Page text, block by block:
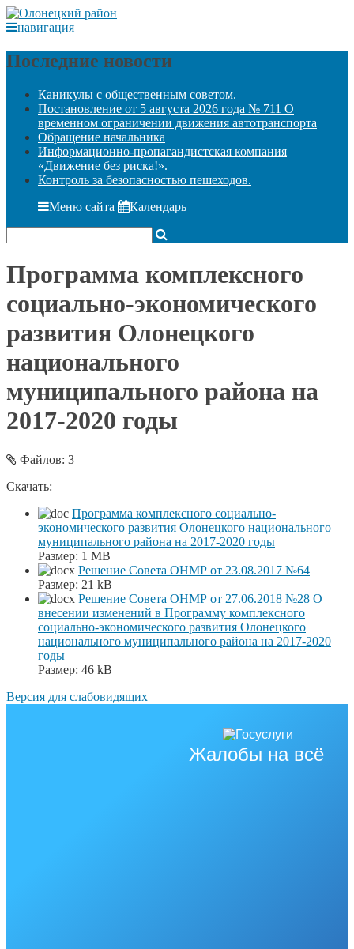
навигация
Последние новости
Каникулы с общественным советом.
Постановление от 5 августа 2026 года № 711 О
временном ограничении движения автотранспорта
Обращение начальника
Информационно-пропагандистская компания
«Движение без риска!».
Контроль за безопасностью пешеходов.
Меню сайта Календарь
Программа комплексного
социально-экономического
развития Олонецкого
национального
муниципального района на
2017-2020 годы
Файлов: 3
Скачать:
Программа комплексного социально-
экономического развития Олонецкого национального
муниципального района на 2017-2020 годы
Размер: 1 MB
Решение Совета ОНМР от 23.08.2017 №64
Размер: 21 kB
Решение Совета ОНМР от 27.06.2018 №28 О
внесении изменений в Программу комплексного
социально-экономического развития Олонецкого
национального муниципального района на 2017-2020
годы
Размер: 46 kB
Версия для слабовидящих
Жалобы на всё